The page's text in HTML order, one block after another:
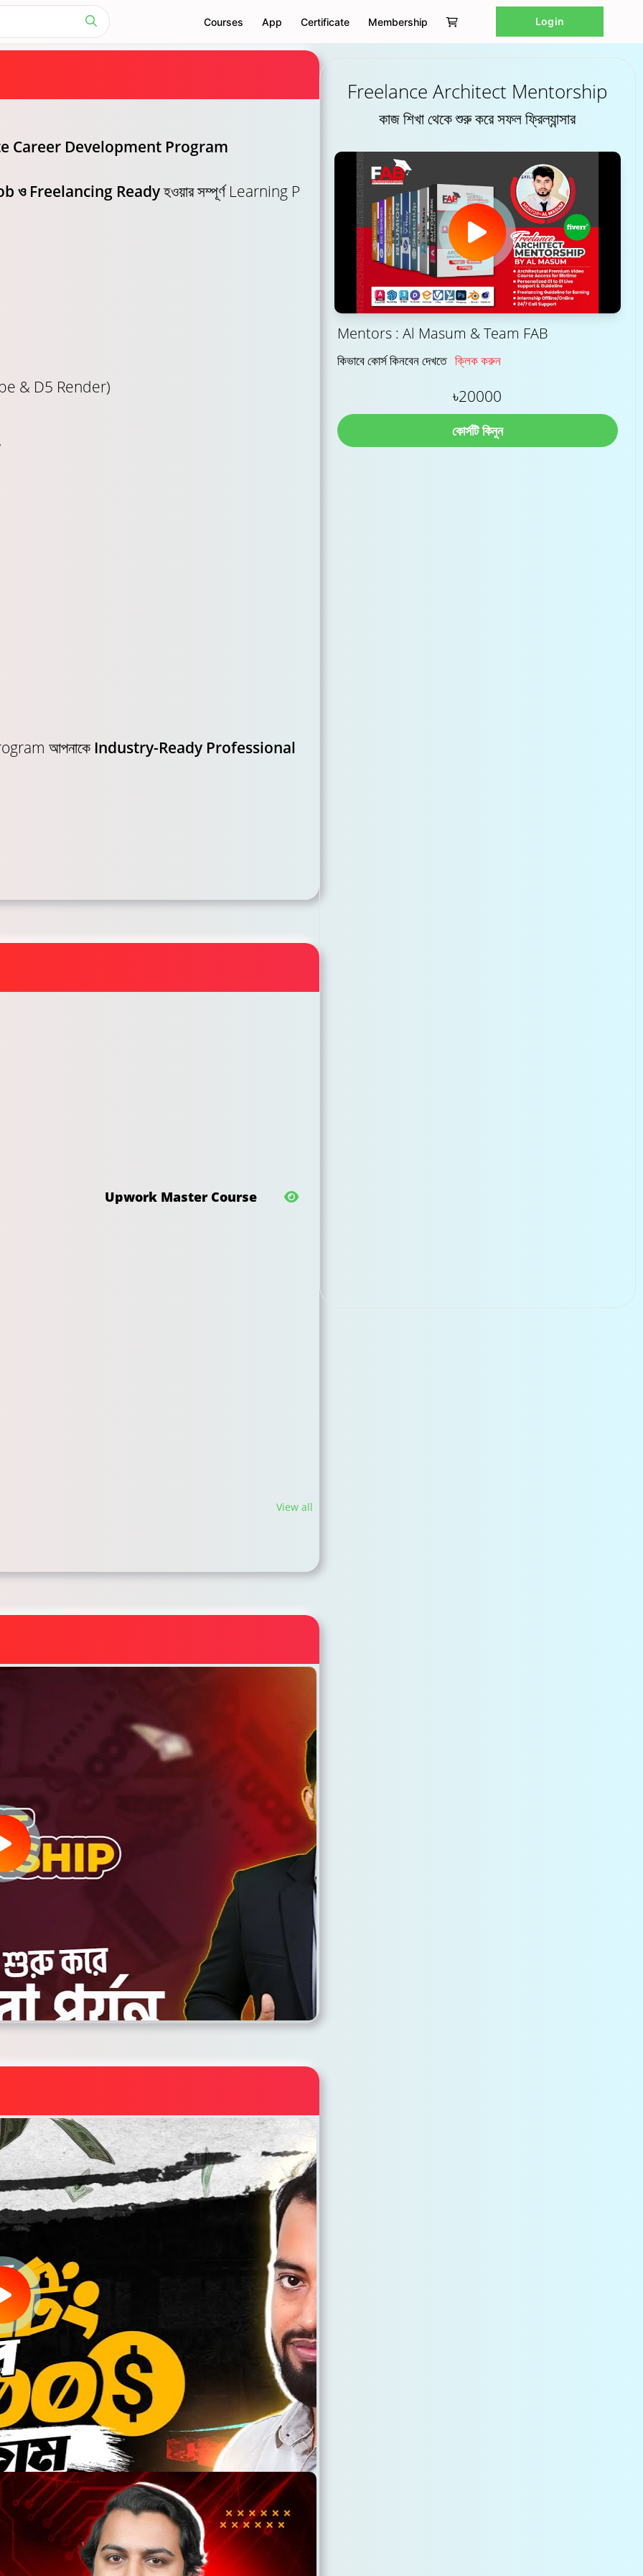
Courses App Certificate Membership Login
Career Development Program
ও Freelancing Readyহওয়ার সম্পূর্ণ Learning P
& D5 Render)
আপনাকে Industry-Ready Professional
Upwork Master Course
View all
Freelance Architect Mentorship
কাজ শিখা থেকে শুরু করে সফল ফ্রিল্যান্সার
Mentors : Al Masum & Team FAB
কিভাবে কোর্স কিনবেন দেখতে ক্লিক করুন
৳20000
কোর্সটি কিনুন